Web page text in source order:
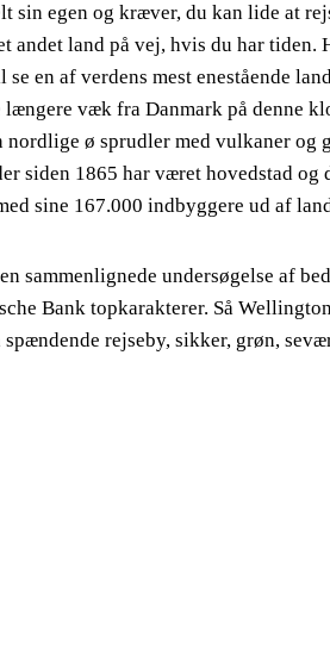
sin egen og kræver, du kan lide at
andet land på vej, hvis du har
en af verdens mest enestående
væk fra Danmark på denne
ø sprudler med vulkaner og
siden 1865 har været hovedstad
sine 167.000 indbyggere ud af
sammenlignede undersøgelse af
Bank topkarakterer. Så
spændende rejseby, sikker, grøn,